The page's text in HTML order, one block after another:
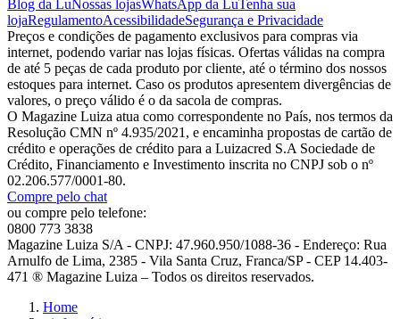
Blog da LuNossas lojasWhatsApp da LuTenha sua
lojaRegulamentoAcessibilidadeSegurança e Privacidade
Preços e condições de pagamento exclusivos para compras via
internet, podendo variar nas lojas físicas. Ofertas válidas na compra
de até 5 peças de cada produto por cliente, até o término dos nossos
estoques para internet. Caso os produtos apresentem divergências de
valores, o preço válido é o da sacola de compras.
O Magazine Luiza atua como correspondente no País, nos termos da
Resolução CMN nº 4.935/2021, e encaminha propostas de cartão de
crédito e operações de crédito para a Luizacred S.A Sociedade de
Crédito, Financiamento e Investimento inscrita no CNPJ sob o nº
02.206.577/0001-80.
Compre pelo chat
ou compre pelo telefone:
0800 773 3838
Magazine Luiza S/A - CNPJ: 47.960.950/1088-36 - Endereço: Rua
Arnulfo de Lima, 2385 - Vila Santa Cruz, Franca/SP - CEP 14.403-
471 ® Magazine Luiza – Todos os direitos reservados.
Home